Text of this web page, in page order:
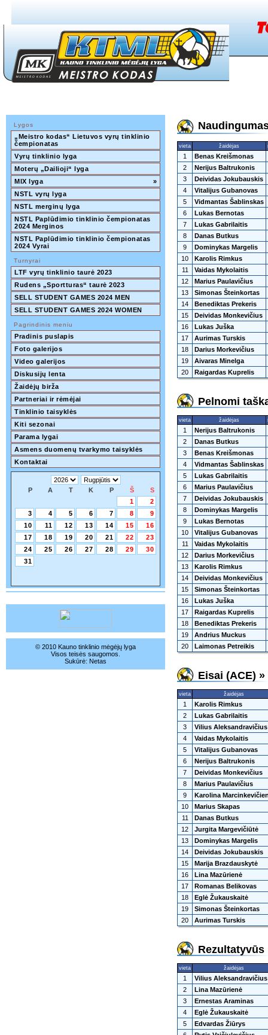
Lygos
„Meistro kodas“ Lietuvos vyrų tinklinio
čempionatas
Vyrų tinklinio lyga
Moterų „Dailioji“ lyga
MIX lyga
»
NSTL vyrų lyga
NSTL merginų lyga
NSTL Paplūdimio tinklinio čempionatas
2024 Merginos
NSTL Paplūdimio tinklinio čempionatas
2024 Vyrai
Turnyrai
LTF vyrų tinklinio taurė 2023
Rudens „Sportturas“ taurė 2023
SELL STUDENT GAMES 2024 MEN
SELL STUDENT GAMES 2024 WOMEN
Pagrindinis meniu
Pradinis puslapis
Foto galerijos
Video galerijos
Diskusijų lenta
Žaidėjų birža
Partneriai ir rėmėjai
Tinklinio taisyklės
Kiti sezonai
Parama lygai
Asmens duomenų tvarkymo taisyklės
Kontaktai
P A T K P Š
S
1
2
3
4 5 6 7 8
9
10
11 12 13 14 15
16
17
18 19 20 21 22
23
24
25 26 27 28 29
30
31
© 2010 Kauno tinklinio mėgėjų lyga
Visos teisės saugomos.
Sukūrė: Netas
vieta žaidėjas
1
Benas Kreišmonas
2
Nerijus Baltrukonis
3
Deividas Jokubauskis
4
Vitalijus Gubanovas
5
Vidmantas Šablinskas
6
Lukas Bernotas
7
Lukas Gabrilaitis
8
Danas Butkus
9
Dominykas Margelis
10
Karolis Rimkus
11
Vaidas Mykolaitis
12
Marius Paulavičius
13
Simonas Šteinkortas
14
Benediktas Prekeris
15
Deividas Monkevičius
16
Lukas Juška
17
Aurimas Turskis
18
Darius Morkevičius
19
Aivaras Minelga
20
Raigardas Kuprelis
Pelnomi
vieta žaidėjas
1
Nerijus Baltrukonis
2
Danas Butkus
3
Benas Kreišmonas
4
Vidmantas Šablinskas
5
Lukas Gabrilaitis
6
Marius Paulavičius
7
Deividas Jokubauskis
8
Dominykas Margelis
9
Lukas Bernotas
10
Vitalijus Gubanovas
11
Vaidas Mykolaitis
12
Darius Morkevičius
13
Karolis Rimkus
14
Deividas Monkevičius
15
Simonas Šteinkortas
16
Lukas Juška
17
Raigardas Kuprelis
18
Benediktas Prekeris
19
Andrius Muckus
20
Laimonas Petreikis
Eisai (ACE)
vieta žaidėjas
1
Karolis Rimkus
2
Lukas Gabrilaitis
3
Vilius Aleksandravičius
4
Vaidas Mykolaitis
5
Vitalijus Gubanovas
6
Nerijus Baltrukonis
7
Deividas Monkevičius
8
Marius Paulavičius
9
Karolina
10
Marius Skapas
11
Danas Butkus
12
Jurgita Margevičiūtė
13
Dominykas Margelis
14
Deividas Jokubauskis
15
Marija Brazdauskytė
16
Lina Mazūrienė
17
Romanas Belikovas
18
Eglė Žukauskaitė
19
Simonas Šteinkortas
20
Aurimas Turskis
Rezultatyvūs
vieta žaidėjas
1
Vilius Aleksandravičius
2
Lina Mazūrienė
3
Ernestas Araminas
4
Eglė Žukauskaitė
5
Edvardas Žiūrys